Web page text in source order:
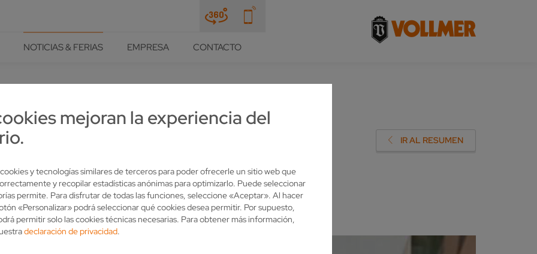
mejoran la experiencia del
y tecnologías similares de terceros para poder ofrecerle un sitio web que
y recopilar estadísticas anónimas para optimizarlo. Puede seleccionar
permite. Para disfrutar de todas las funciones, seleccione «Aceptar». Al hacer
«Personalizar» podrá seleccionar qué cookies desea permitir. Por supuesto,
permitir solo las cookies técnicas necesarias. Para obtener más información,
declaración de privacidad.
NOTICIAS & FERIAS EMPRESA CONTACTO
SPRECHEN MASCHINEN JETZT IR AL RESUMEN